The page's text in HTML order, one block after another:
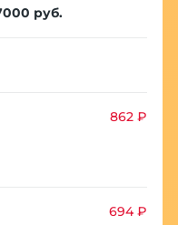
руб.
862 ₽
694 ₽